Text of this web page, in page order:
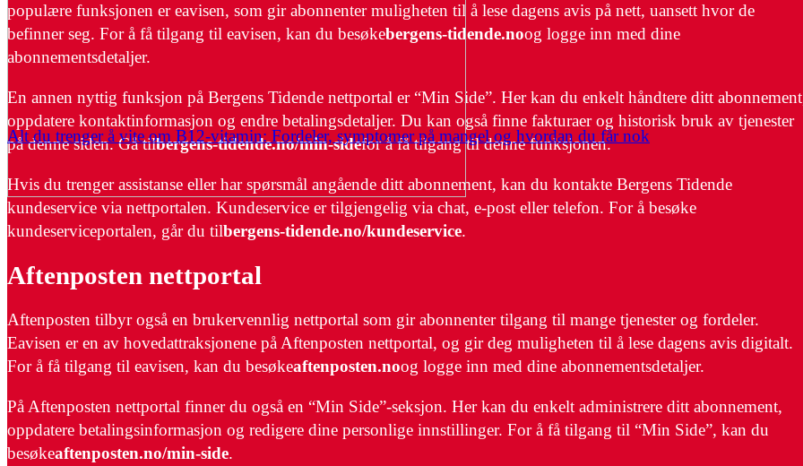
Alt du trenger å vite om B12-vitamin: Fordeler, symptomer på mangel og hvordan du får nok
populære funksjonen er eavisen, som gir abonnenter muligheten til å lese dagens avis på nett, uansett hvor de
befinner seg. For å få tilgang til eavisen, kan du besøkebergens-tidende.noog logge inn med dine
abonnementsdetaljer.
En annen nyttig funksjon på Bergens Tidende nettportal er “Min Side”. Her kan du enkelt håndtere ditt
oppdatere kontaktinformasjon og endre betalingsdetaljer. Du kan også finne fakturaer og historisk bruk av tjenester
på denne siden. Gå tilbergens-tidende.no/min-sidefor å få tilgang til denne funksjonen.
Hvis du trenger assistanse eller har spørsmål angående ditt abonnement, kan du kontakte Bergens Tidende
kundeservice via nettportalen. Kundeservice er tilgjengelig via chat, e-post eller telefon. For å besøke
kundeserviceportalen, går du tilbergens-tidende.no/kundeservice.
Aftenposten nettportal
Aftenposten tilbyr også en brukervennlig nettportal som gir abonnenter tilgang til mange tjenester og fordeler.
Eavisen er en av hovedattraksjonene på Aftenposten nettportal, og gir deg muligheten til å lese dagens avis digitalt.
For å få tilgang til eavisen, kan du besøkeaftenposten.noog logge inn med dine abonnementsdetaljer.
På Aftenposten nettportal finner du også en “Min Side”-seksjon. Her kan du enkelt administrere ditt abonnement,
oppdatere betalingsinformasjon og redigere dine personlige innstillinger. For å få tilgang til “Min Side”, kan du
besøkeaftenposten.no/min-side.